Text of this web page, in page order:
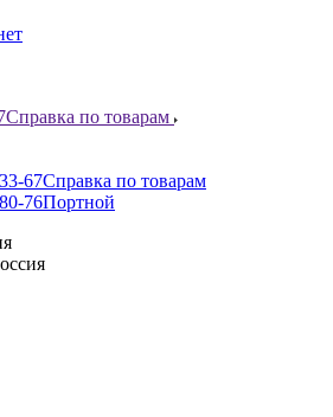
Справка по товарам
67Справка по товарам
76Портной